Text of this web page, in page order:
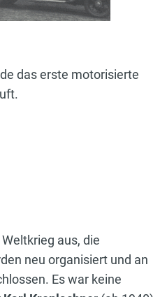
das erste motorisierte
aus, die
neu organisiert und an
Es war keine